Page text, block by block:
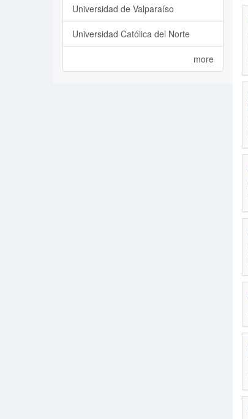
Universidad de Valparaíso
Universidad Católica del Norte
more